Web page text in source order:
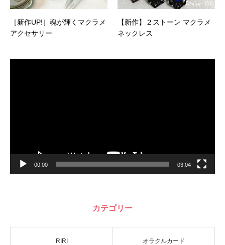
［新作UP!］魂が輝くマクラメ
アクセサリー
【新作】２ストーン マクラメ
ネックレス
00:00 03:04
カテゴリー
RIRI オラクルカード